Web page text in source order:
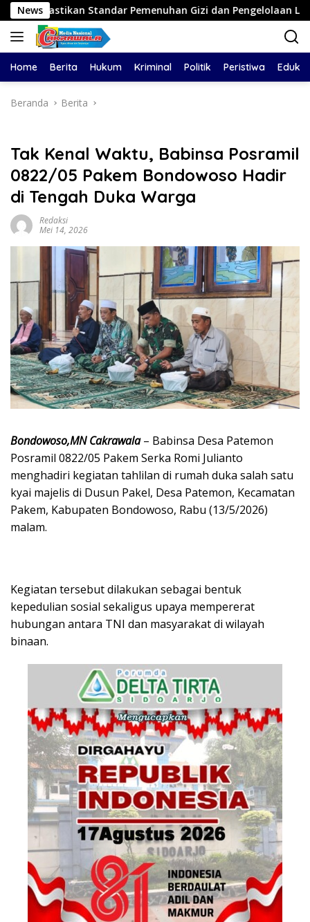
Langsung
ke
konten
NewsPemenuhan Gizi dan Pengelolaan Limbah Berjalan
Home Berita Hukum Kriminal Politik Peristiwa
Beranda Berita
Tak Kenal Waktu, Babinsa Posramil
0822/05 Pakem Bondowoso Hadir
di Tengah Duka Warga
Redaksi
Mei 14, 2026
Bondowoso,MN Cakrawala– Babinsa Desa Patemon
Posramil 0822/05 Pakem Serka Romi Julianto
menghadiri kegiatan tahlilan di rumah duka salah satu
kyai majelis di Dusun Pakel, Desa Patemon, Kecamatan
Pakem, Kabupaten Bondowoso, Rabu (13/5/2026)
malam.
Kegiatan tersebut dilakukan sebagai bentuk
kepedulian sosial sekaligus upaya mempererat
hubungan antara TNI dan masyarakat di wilayah
binaan.